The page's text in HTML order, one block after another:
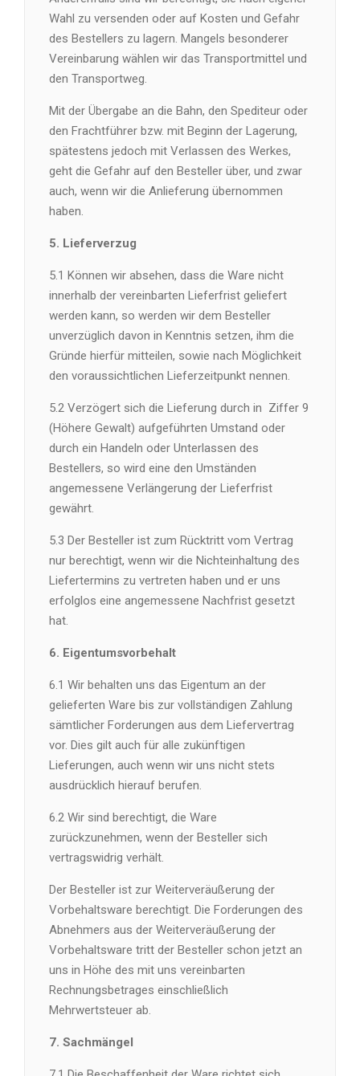
Wahl zu versenden oder auf Kosten und Gefahr
des Bestellers zu lagern. Mangels besonderer
Vereinbarung wählen wir das Transportmittel und
den Transportweg.
Mit der Übergabe an die Bahn, den Spediteur oder
den Frachtführer bzw. mit Beginn der Lagerung,
spätestens jedoch mit Verlassen des Werkes,
geht die Gefahr auf den Besteller über, und zwar
auch, wenn wir die Anlieferung übernommen
haben.
5. Lieferverzug
5.1 Können wir absehen, dass die Ware nicht
innerhalb der vereinbarten Lieferfrist geliefert
werden kann, so werden wir dem Besteller
unverzüglich davon in Kenntnis setzen, ihm die
Gründe hierfür mitteilen, sowie nach Möglichkeit
den voraussichtlichen Lieferzeitpunkt nennen.
5.2 Verzögert sich die Lieferung durch in Ziffer 9
(Höhere Gewalt) aufgeführten Umstand oder
durch ein Handeln oder Unterlassen des
Bestellers, so wird eine den Umständen
angemessene Verlängerung der Lieferfrist
gewährt.
5.3 Der Besteller ist zum Rücktritt vom Vertrag
nur berechtigt, wenn wir die Nichteinhaltung des
Liefertermins zu vertreten haben und er uns
erfolglos eine angemessene Nachfrist gesetzt
hat.
6. Eigentumsvorbehalt
6.1 Wir behalten uns das Eigentum an der
gelieferten Ware bis zur vollständigen Zahlung
sämtlicher Forderungen aus dem Liefervertrag
vor. Dies gilt auch für alle zukünftigen
Lieferungen, auch wenn wir uns nicht stets
ausdrücklich hierauf berufen.
6.2 Wir sind berechtigt, die Ware
zurückzunehmen, wenn der Besteller sich
vertragswidrig verhält.
Der Besteller ist zur Weiterveräußerung der
Vorbehaltsware berechtigt. Die Forderungen des
Abnehmers aus der Weiterveräußerung der
Vorbehaltsware tritt der Besteller schon jetzt an
uns in Höhe des mit uns vereinbarten
Rechnungsbetrages einschließlich
Mehrwertsteuer ab.
7. Sachmängel